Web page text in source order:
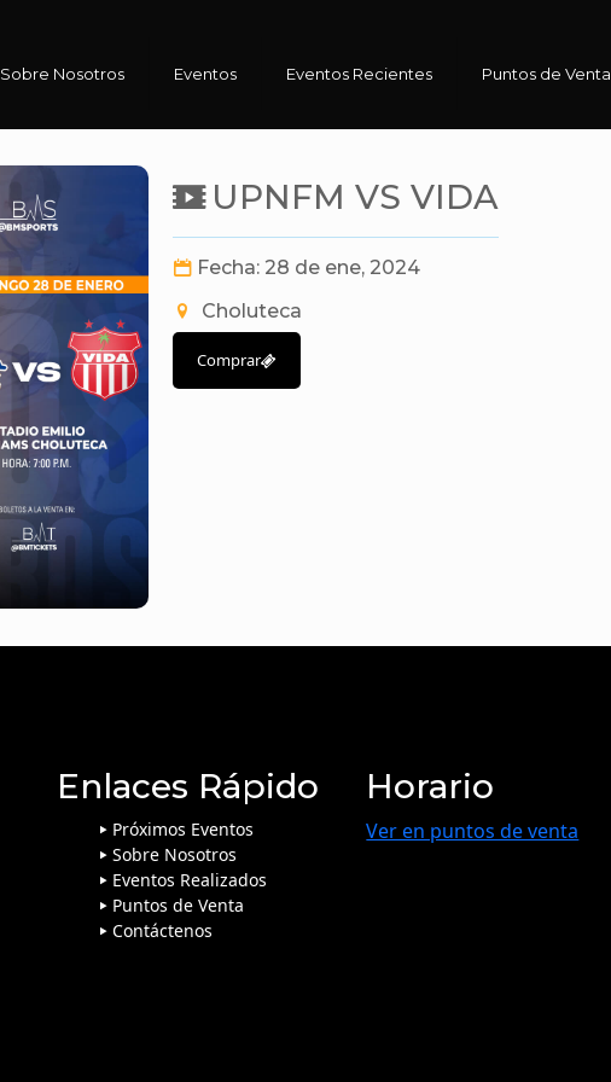
Sobre Nosotros Eventos Eventos Recientes Puntos de Venta
UPNFM VS VIDA
Fecha: 28 de ene, 2024
Choluteca
Comprar
Enlaces Rápido
Próximos Eventos
Sobre Nosotros
Eventos Realizados
Puntos de Venta
Contáctenos
Horario
Ver en puntos de venta